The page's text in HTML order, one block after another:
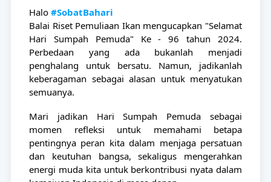
Halo #SobatBahari
Balai Riset Pemuliaan Ikan mengucapkan "Selamat
Hari Sumpah Pemuda" Ke - 96 tahun 2024.
Perbedaan yang ada bukanlah menjadi
penghalang untuk bersatu. Namun, jadikanlah
keberagaman sebagai alasan untuk menyatukan
semuanya.
Mari jadikan Hari Sumpah Pemuda sebagai
momen refleksi untuk memahami betapa
pentingnya peran kita dalam menjaga persatuan
dan keutuhan bangsa, sekaligus mengerahkan
energi muda kita untuk berkontribusi nyata dalam